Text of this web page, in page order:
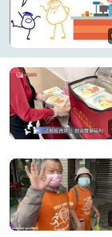
小宇宙大爆發